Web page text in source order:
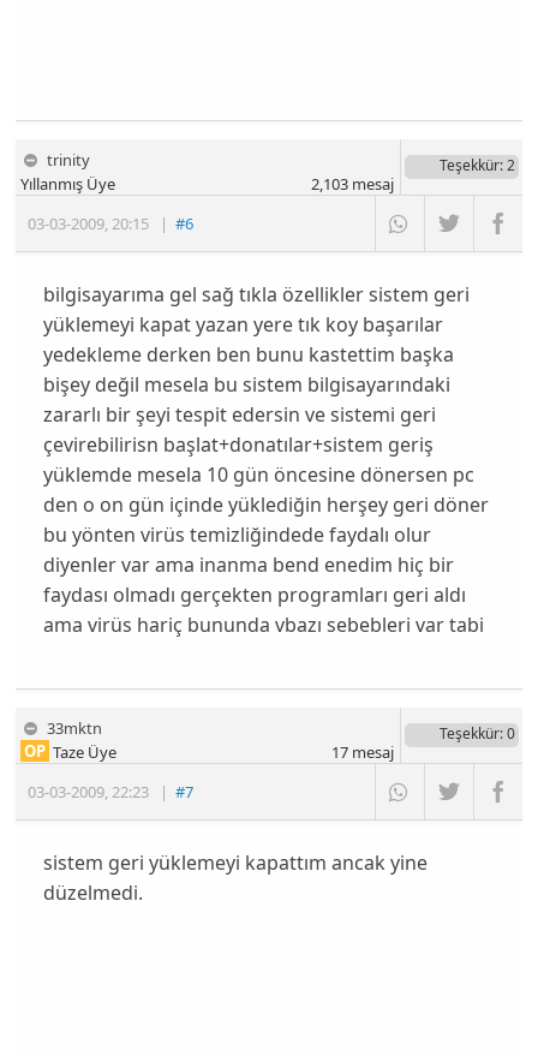
trinity
03-03-2009,20:15 |#6
Yıllanmış Üye
Teşekkür: 2
2,103mesaj
bilgisayarıma gel sağ tıkla özellikler sistem geri
yüklemeyi kapat yazan yere tık koy başarılar
yedekleme derken ben bunu kastettim başka
bişey değil mesela bu sistem bilgisayarındaki
zararlı bir şeyi tespit edersin ve sistemi geri
çevirebilirisn başlat+donatılar+sistem geriş
yüklemde mesela 10 gün öncesine dönersen pc
den o on gün içinde yüklediğin herşey geri döner
bu yönten virüs temizliğindede faydalı olur
diyenler var ama inanma bend enedim hiç bir
faydası olmadı gerçekten programları geri aldı
ama virüs hariç bununda vbazı sebebleri var tabi
33mktn
03-03-2009,22:23 |#7
OP Taze Üye
Teşekkür: 0
17mesaj
sistem geri yüklemeyi kapattım ancak yine
düzelmedi.